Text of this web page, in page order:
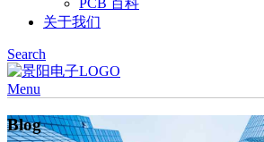
PCB 百科
关于我们
Search
Menu
Blog